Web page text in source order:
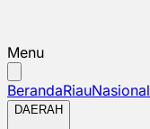
Menu
BerandaRiauNasional
DAERAH